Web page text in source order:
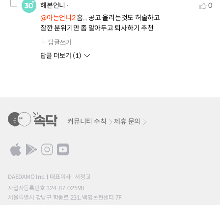
해본언니
0
@아는언니2 흠... 공고 올리는것도 허술하고
잠깐 분위기만 좀 알아두고 퇴사하기 추천
답글쓰기
답글 더보기 (1)
커뮤니티 수칙 제휴 문의
DAEDAMO Inc.
대표이사 : 서정교
사업자등록번호 324-87-02598
서울특별시 강남구 학동로 231, 백영논현센터 7F